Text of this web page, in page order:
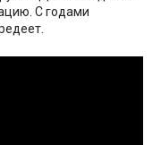
С годами